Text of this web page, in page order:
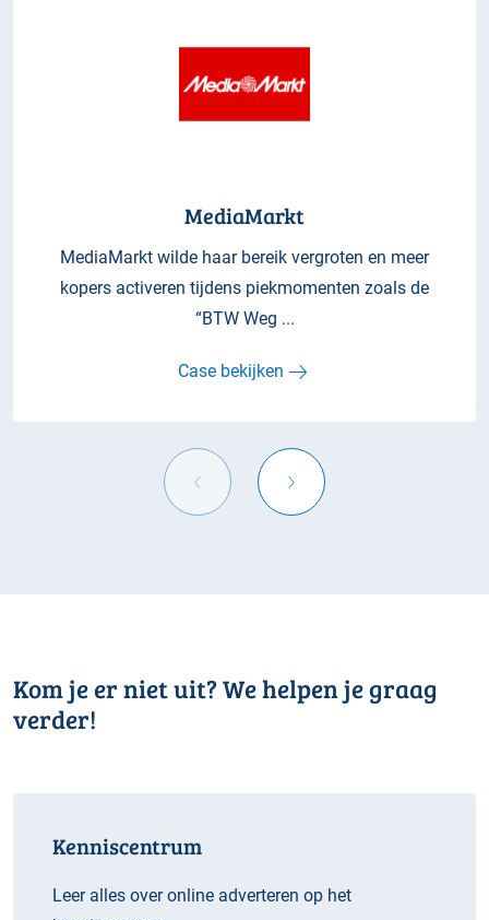
MediaMarkt
MediaMarkt wilde haar bereik vergroten en meer
kopers activeren tijdens piekmomenten zoals de
“BTW Weg ...
Case bekijken
Kom je er niet uit? We helpen je graag
verder!
Kenniscentrum
Leer alles over online adverteren op het